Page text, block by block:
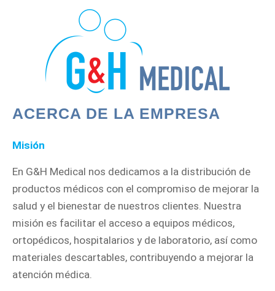
ACERCA DE LA EMPRESA
Misión
En G&H Medical nos dedicamos a la distribución de
productos médicos con el compromiso de mejorar la
salud y el bienestar de nuestros clientes. Nuestra
misión es facilitar el acceso a equipos médicos,
ortopédicos, hospitalarios y de laboratorio, así como
materiales descartables, contribuyendo a mejorar la
atención médica.